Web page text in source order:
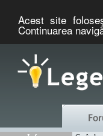
Acest site
Continuarea
Info :